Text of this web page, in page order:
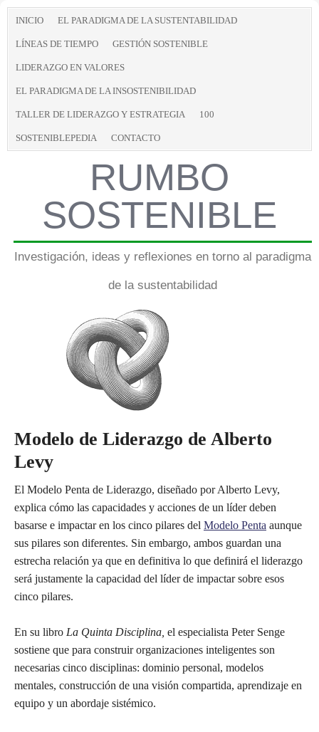
INICIO EL PARADIGMA DE LA SUSTENTABILIDAD
LÍNEAS DE TIEMPO GESTIÓN SOSTENIBLE
LIDERAZGO EN VALORES
EL PARADIGMA DE LA INSOSTENIBILIDAD
TALLER DE LIDERAZGO Y ESTRATEGIA 100
SOSTENIBLEPEDIA CONTACTO
RUMBO
SOSTENIBLE
Investigación, ideas y reflexiones en torno al paradigma
de la sustentabilidad
Modelo de Liderazgo de Alberto
Levy
El Modelo Penta de Liderazgo, diseñado por Alberto Levy,
explica cómo las capacidades y acciones de un líder deben
basarse e impactar en los cinco pilares del Modelo Penta aunque
sus pilares son diferentes. Sin embargo, ambos guardan una
estrecha relación ya que en definitiva lo que definirá el liderazgo
será justamente la capacidad del líder de impactar sobre esos
cinco pilares.
En su libro La Quinta Disciplina, el especialista Peter Senge
sostiene que para construir organizaciones inteligentes son
necesarias cinco disciplinas: dominio personal, modelos
mentales, construcción de una visión compartida, aprendizaje en
equipo y un abordaje sistémico.